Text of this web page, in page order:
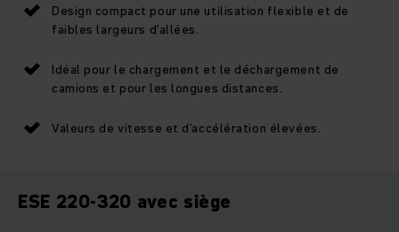
Design compact pour une utilisation flexible et de
faibles largeurs d’allées.
Idéal pour le chargement et le déchargement de
camions et pour les longues distances.
Valeurs de vitesse et d’accélération élevées.
ESE 220-320 avec siège